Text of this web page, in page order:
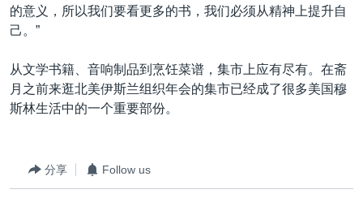
的意义，所以我们要看更多的书，我们必须从精神上提升自
己。”
从文学书籍、音响制品到烹饪菜谱，集市上应有尽有。在斋
月之前来逛北美伊斯兰组织年会的集市已经成了很多美国穆
斯林生活中的一个重要部份。
分享 Follow us